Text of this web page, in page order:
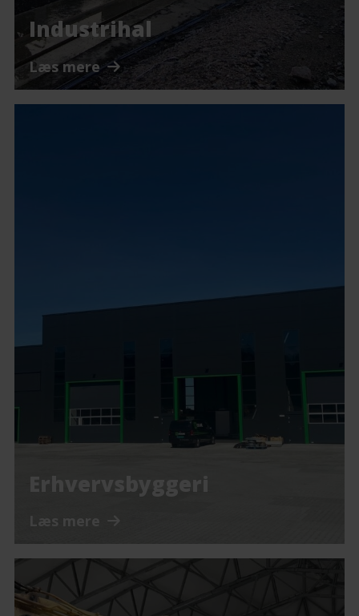
Industrihal
Læs mere
Erhvervsbyggeri
Læs mere